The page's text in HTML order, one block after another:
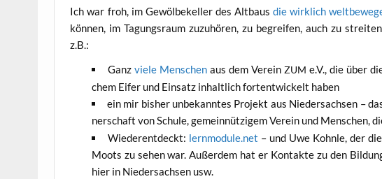
Ich war froh, im Gewöl­be­kel­ler des Alt­baus die wirk­lich
kön­nen, im Tagungs­raum zuzu­hö­ren, zu begrei­fen, auch zu
z.B.:
Ganz vie­le Men­schenaus dem Ver­ein ZUM e.V., die über
chem Eifer und Ein­satz inhalt­lich fort­ent­wi­ckelt haben
ein mir bis­her unbe­kann­tes Pro­jekt aus Nie­der­sach­sen –
ner­schaft von Schu­le, gemein­nüt­zi­gem Ver­ein und Men­schen,
Wie­der­ent­deckt: lernmodule.net – und Uwe Kohn­le, der
Moots zu sehen war. Außer­dem hat er Kon­tak­te zu den
hier in Nie­der­sach­sen usw.